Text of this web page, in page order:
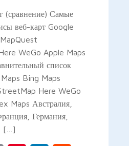
(сравнение) Самые
веб-карт Google
WeGo Apple Maps
список
Bing Maps
Here WeGo
Maps Австралия,
Германия,
[…]